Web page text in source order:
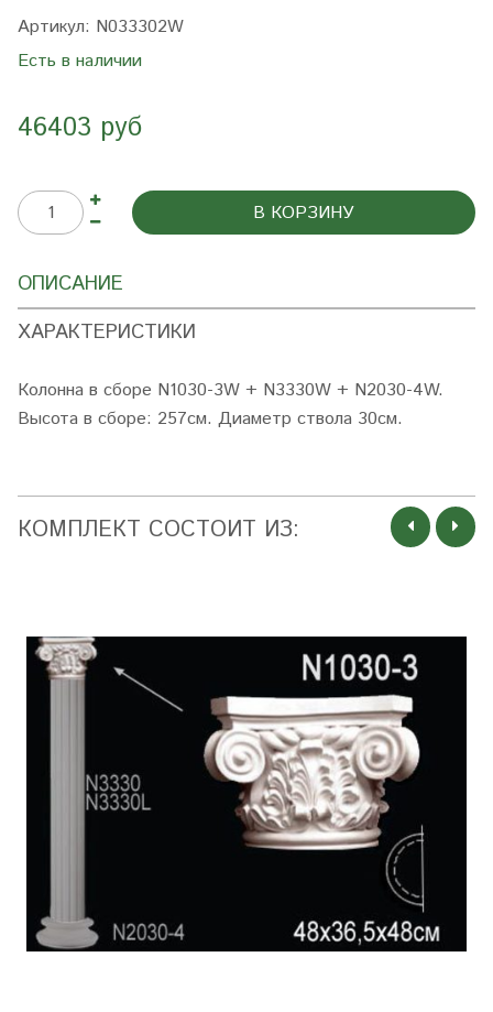
Артикул: N033302W
Есть в наличии
46403 руб
В КОРЗИНУ
ОПИСАНИЕ
ХАРАКТЕРИСТИКИ
Колонна в сборе N1030-3W + N3330W + N2030-4W.
Высота в сборе: 257см. Диаметр ствола 30см.
КОМПЛЕКТ СОСТОИТ ИЗ: